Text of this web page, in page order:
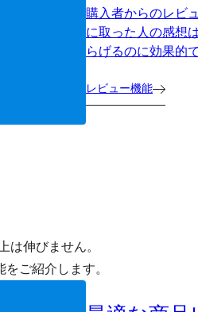
購入者からのレビ
に取った人の感想
らげるのに効果的で
レビュー機能
は伸びません。
ご紹介します。